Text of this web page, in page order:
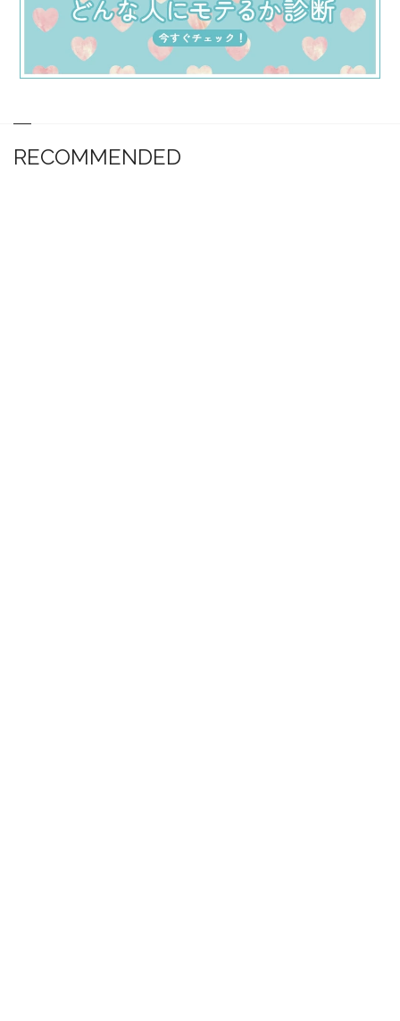
RECOMMENDED